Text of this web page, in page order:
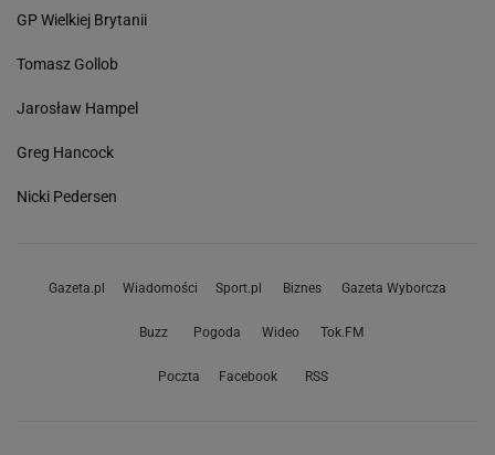
GP Wielkiej Brytanii
Tomasz Gollob
Jarosław Hampel
Greg Hancock
Nicki Pedersen
Gazeta.pl Wiadomości Sport.pl Biznes Gazeta Wyborcza
Buzz Pogoda Wideo Tok.FM
Poczta Facebook RSS